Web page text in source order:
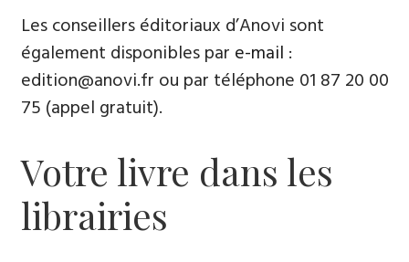
Les conseillers éditoriaux d’Anovi sont
également disponibles par e-mail :
edition@anovi.fr ou par téléphone 01 87 20 00
75 (appel gratuit).
Votre livre dans les
librairies